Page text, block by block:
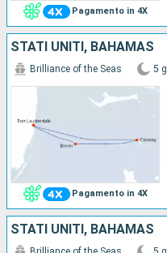
Pagamento in 4X
STATI UNITI, BAHAMAS
Pagamento in 4X
Brilliance of the Seas 5 g
STATI UNITI, BAHAMAS